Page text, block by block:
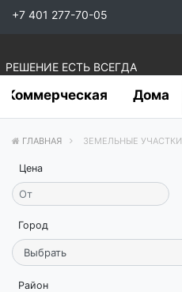
+7 401 277-70-05
РЕШЕНИЕ ЕСТЬ ВСЕГДА
Коммерческая Дома
ГЛАВНАЯ ЗЕМЕЛЬНЫЕ УЧАСТКИ
Цена
Город
Район